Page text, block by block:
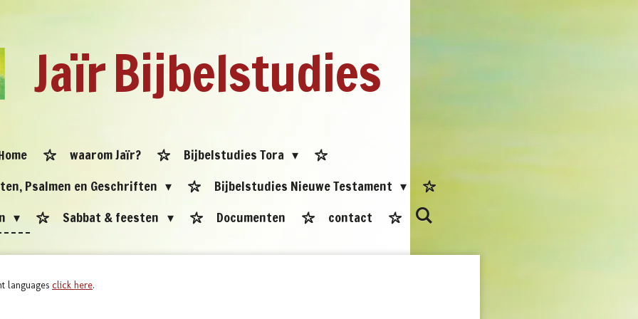
JaïrBijbelstudies
waarom Jaïr?
Bijbelstudies Tora
Psalmen en Geschriften
Bijbelstudies Nieuwe Testament
Sabbat & feesten Documenten contact
languages click here.